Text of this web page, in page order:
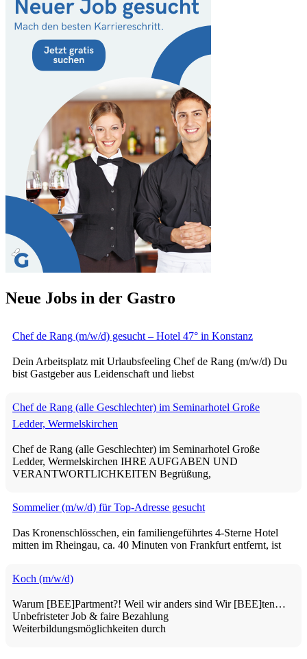
Neue Jobs in der Gastro
Chef de Rang (m/w/d) gesucht – Hotel 47° in Konstanz
Dein Arbeitsplatz mit Urlaubsfeeling Chef de Rang (m/w/d) Du
bist Gastgeber aus Leidenschaft und liebst
Chef de Rang (alle Geschlechter) im Seminarhotel Große
Ledder, Wermelskirchen
Chef de Rang (alle Geschlechter) im Seminarhotel Große
Ledder, Wermelskirchen IHRE AUFGABEN UND
VERANTWORTLICHKEITEN Begrüßung,
Sommelier (m/w/d) für Top-Adresse gesucht
Das Kronenschlösschen, ein familiengeführtes 4-Sterne Hotel
mitten im Rheingau, ca. 40 Minuten von Frankfurt entfernt, ist
Koch (m/w/d)
Warum [BEE]Partment?! Weil wir anders sind Wir [BEE]ten…
Unbefristeter Job & faire Bezahlung
Weiterbildungsmöglichkeiten durch